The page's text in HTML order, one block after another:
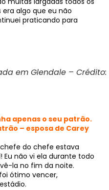
era algo que eu não
praticando para
em Glendale – Crédito:
apenas o seu patrão.
– esposa de Carey
chefe do chefe estava
Eu não vi ela durante todo
la no fim da noite.
ótimo vencer,